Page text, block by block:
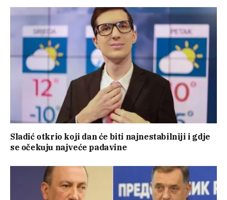
Sladić otkrio koji dan će biti najnestabilniji i gdje
se očekuju najveće padavine